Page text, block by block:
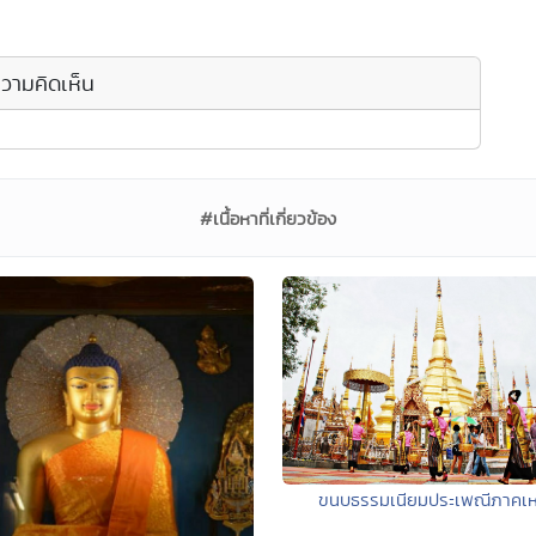
ามคิดเห็น
#เนื้อหาที่เกี่ยวข้อง
ขนบธรรมเนียมประเพณีภาคเ